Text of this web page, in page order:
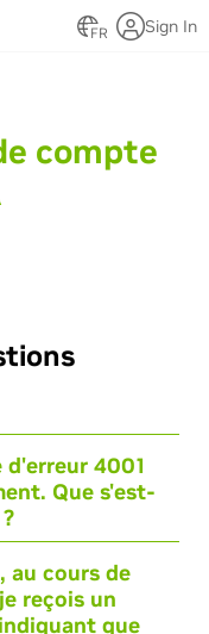
FR Sign In
compte
d'erreur 4001
Que s'est-
au cours de
reçois un
que